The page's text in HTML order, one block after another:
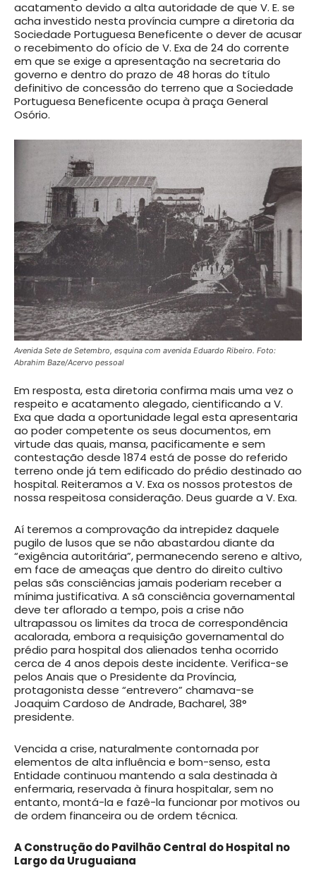
acatamento devido a alta autoridade de que V. E. se
acha investido nesta província cumpre a diretoria da
Sociedade Portuguesa Beneficente o dever de acusar
o recebimento do ofício de V. Exa de 24 do corrente
em que se exige a apresentação na secretaria do
governo e dentro do prazo de 48 horas do título
definitivo de concessão do terreno que a Sociedade
Portuguesa Beneficente ocupa à praça General
Osório.
Avenida Sete de Setembro, esquina com avenida Eduardo Ribeiro. Foto:
Abrahim Baze/Acervo pessoal
Em resposta, esta diretoria confirma mais uma vez o
respeito e acatamento alegado, cientificando a V.
Exa que dada a oportunidade legal esta apresentaria
ao poder competente os seus documentos, em
virtude das quais, mansa, pacificamente e sem
contestação desde 1874 está de posse do referido
terreno onde já tem edificado do prédio destinado ao
hospital. Reiteramos a V. Exa os nossos protestos de
nossa respeitosa consideração. Deus guarde a V. Exa.
Aí teremos a comprovação da intrepidez daquele
pugilo de lusos que se não abastardou diante da
“exigência autoritária”, permanecendo sereno e altivo,
em face de ameaças que dentro do direito cultivo
pelas sãs consciências jamais poderiam receber a
mínima justificativa. A sã consciência governamental
deve ter aflorado a tempo, pois a crise não
ultrapassou os limites da troca de correspondência
acalorada, embora a requisição governamental do
prédio para hospital dos alienados tenha ocorrido
cerca de 4 anos depois deste incidente. Verifica-se
pelos Anais que o Presidente da Província,
protagonista desse “entrevero” chamava-se
Joaquim Cardoso de Andrade, Bacharel, 38°
presidente.
Vencida a crise, naturalmente contornada por
elementos de alta influência e bom-senso, esta
Entidade continuou mantendo a sala destinada à
enfermaria, reservada à finura hospitalar, sem no
entanto, montá-la e fazê-la funcionar por motivos ou
de ordem financeira ou de ordem técnica.
A Construção do Pavilhão Central do Hospital no
Largo da Uruguaiana